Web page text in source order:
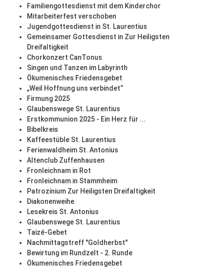
Familiengottesdienst mit dem Kinderchor
Mitarbeiterfest verschoben
Jugendgottesdienst in St. Laurentius
Gemeinsamer Gottesdienst in Zur Heiligsten
Dreifaltigkeit
Chorkonzert CanTonus
Singen und Tanzen im Labyrinth
Ökumenisches Friedensgebet
„Weil Hoffnung uns verbindet“
Firmung 2025
Glaubenswege St. Laurentius
Erstkommunion 2025 - Ein Herz für ...
Bibelkreis
Kaffeestüble St. Laurentius
Ferienwaldheim St. Antonius
Altenclub Zuffenhausen
Fronleichnam in Rot
Fronleichnam in Stammheim
Patrozinium Zur Heiligsten Dreifaltigkeit
Diakonenweihe
Lesekreis St. Antonius
Glaubenswege St. Laurentius
Taizé-Gebet
Nachmittagstreff "Goldherbst"
Bewirtung im Rundzelt - 2. Runde
Ökumenisches Friedensgebet